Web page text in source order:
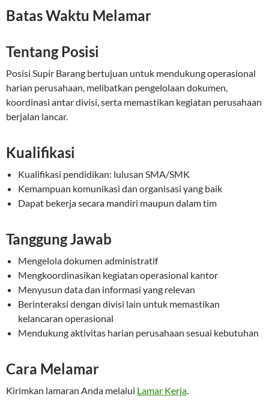
Batas Waktu Melamar
Tentang Posisi
Posisi Supir Barang bertujuan untuk mendukung operasional
harian perusahaan, melibatkan pengelolaan dokumen,
koordinasi antar divisi, serta memastikan kegiatan perusahaan
berjalan lancar.
Kualifikasi
Kualifikasi pendidikan: lulusan SMA/SMK
Kemampuan komunikasi dan organisasi yang baik
Dapat bekerja secara mandiri maupun dalam tim
Tanggung Jawab
Mengelola dokumen administratif
Mengkoordinasikan kegiatan operasional kantor
Menyusun data dan informasi yang relevan
Berinteraksi dengan divisi lain untuk memastikan
kelancaran operasional
Mendukung aktivitas harian perusahaan sesuai kebutuhan
Cara Melamar
Kirimkan lamaran Anda melalui Lamar Kerja.